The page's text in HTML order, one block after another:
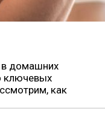
в домашних
ключевых
как